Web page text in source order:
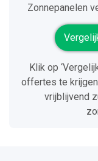
Zonnepanelen
Klik op
offertes te
vrijblijvend